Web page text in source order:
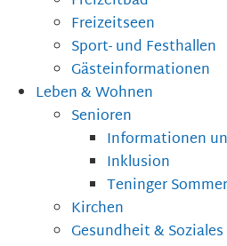
Freizeitseen
Sport- und Festhallen
Gästeinformationen
Leben & Wohnen
Senioren
Informationen
Inklusion
Teninger
Kirchen
Gesundheit & Soziales